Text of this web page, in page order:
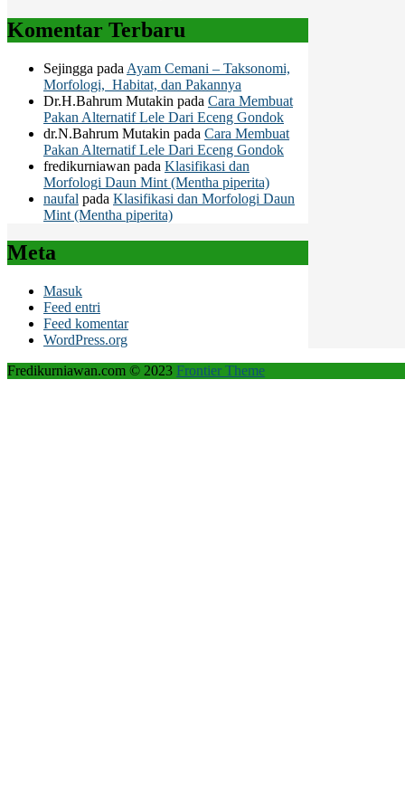
Komentar Terbaru
Sejingga pada Ayam Cemani – Taksonomi,
Morfologi, Habitat, dan Pakannya
Dr.H.Bahrum Mutakin pada Cara Membuat
Pakan Alternatif Lele Dari Eceng Gondok
dr.N.Bahrum Mutakin pada Cara Membuat
Pakan Alternatif Lele Dari Eceng Gondok
fredikurniawan pada Klasifikasi dan
Morfologi Daun Mint (Mentha piperita)
naufal pada Klasifikasi dan Morfologi Daun
Mint (Mentha piperita)
Meta
Masuk
Feed entri
Feed komentar
WordPress.org
Fredikurniawan.com © 2023 Frontier Theme